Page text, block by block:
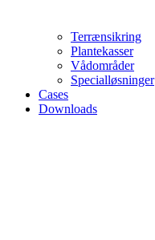
Terrænsikring
Plantekasser
Vådområder
Specialløsninger
Cases
Downloads